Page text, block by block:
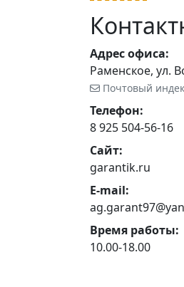
Адрес офиса:
Раменское, ул.
Почтовый
Телефон:
8 925 504-56-16
Сайт:
garantik.ru
E-mail:
Время работы:
10.00-18.00